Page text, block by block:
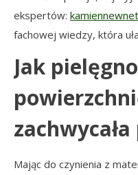
ekspertów:
fachowej wiedzy, która
Jak
Mając do czynienia z